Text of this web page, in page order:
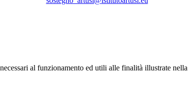
al funzionamento ed utili alle finalità illustrate nella